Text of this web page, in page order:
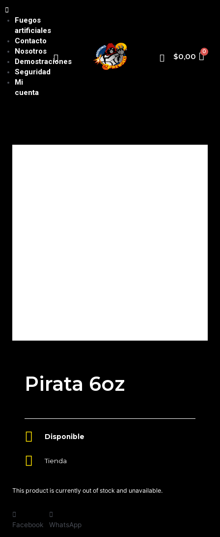
Fuegos
artificiales
Contacto
Nosotros
Demostraciones
Seguridad
Mi
cuenta
$0,00
Pirata 6oz
Tienda
This product is currently out of stock and unavailable.
Facebook WhatsApp